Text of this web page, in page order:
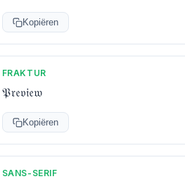
Kopiëren
FRAKTUR
𝔓𝔯𝔢𝔳𝔦𝔢𝔴
Kopiëren
SANS-SERIF